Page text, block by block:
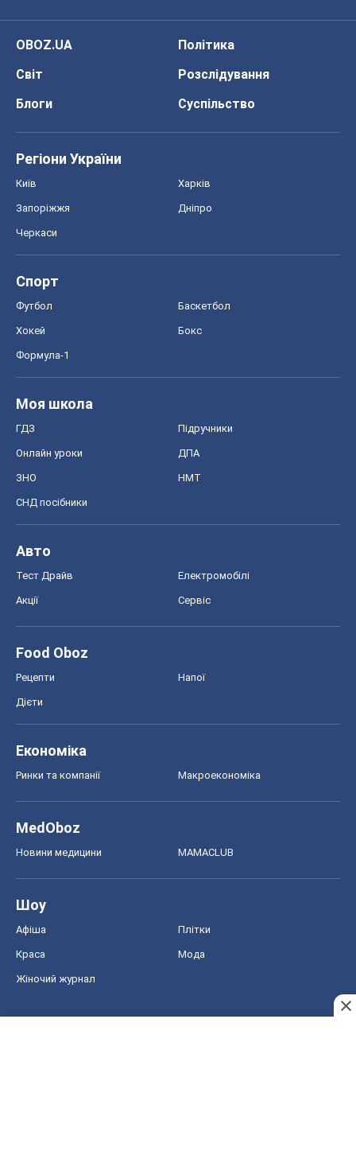
OBOZ.UA
Політика
Світ
Розслідування
Блоги
Суспільство
Регіони України
Київ Харків
Запоріжжя Дніпро
Черкаси
Спорт
Футбол Баскетбол
Хокей Бокс
Формула-1
Моя школа
ГДЗ Підручники
Онлайн уроки ДПА
ЗНО НМТ
СНД посібники
Авто
Тест Драйв Електромобілі
Акції Сервіс
Food Oboz
Рецепти Напої
Дієти
Економіка
Ринки та компанії Макроекономіка
MedOboz
Новини медицини MAMACLUB
Шоу
Афіша Плітки
Краса Мода
Жіночий журнал